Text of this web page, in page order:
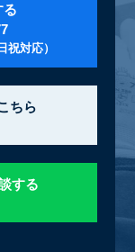
る
祝対応）
ちら
する